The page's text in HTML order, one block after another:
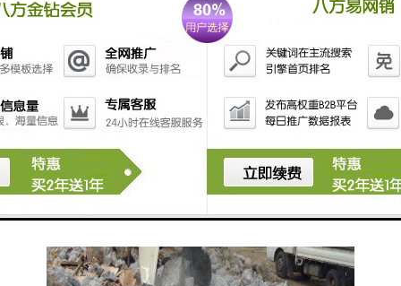
加速阀可以在保持油缸推力不变的情况下，提高油缸的
运行速度，提高液压粉碎钳的工作效率。